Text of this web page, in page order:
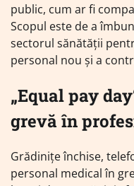
public, cum ar fi
Scopul este de a
sectorul sănătății
personal nou și a
„Equal pay
grevă în
Grădinițe închise,
personal medical în